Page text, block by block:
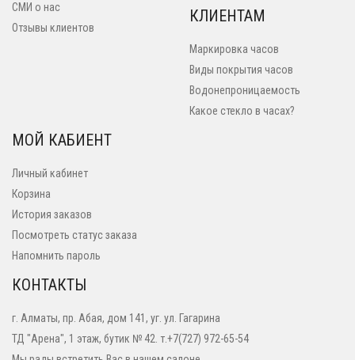
СМИ о нас
Отзывы клиентов
КЛИЕНТАМ
Маркировка часов
Виды покрытия часов
Водонепроницаемость
Какое стекло в часах?
МОЙ КАБИЕНТ
Личный кабинет
Корзина
История заказов
Посмотреть статус заказа
Напомнить пароль
КОНТАКТЫ
г. Алматы, пр. Абая, дом 141, уг. ул. Гагарина
ТД "Арена", 1 этаж, бутик № 42. т.+7(727) 972-65-54